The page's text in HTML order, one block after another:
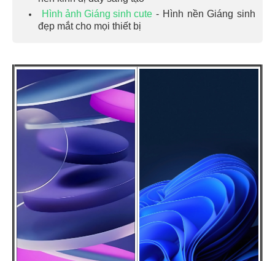
Hình ảnh Giáng sinh cute - Hình nền Giáng sinh
đẹp mắt cho mọi thiết bị